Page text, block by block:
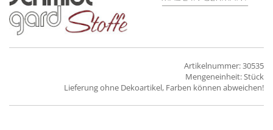
Artikelnummer: 30535
Mengeneinheit: Stück
Lieferung ohne Dekoartikel, Farben können abweichen!